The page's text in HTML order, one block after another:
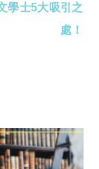
學士5大吸引之
處！